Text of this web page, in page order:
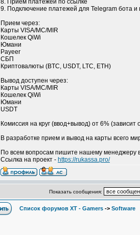
8. Прием платежей по ссылке
9. Подключение платежей для Telegram бота и
Прием через:
Карты VISA/MC/MIR
Кошелек QiWi
Юмани
Payeer
СБП
Криптовалюты (BTC, USDT, LTC, ETH)
Вывод доступен через:
Карты VISA/MC/MIR
Кошелек QiWi
Юмани
USDT
Комиссия на круг (ввод+вывод) от 6% (зависит
В разработке прием и вывод на карты всего
По всем вопросам пишите нашему менеджеру
Ссылка на проект - https://rukassa.pro/
Показать сообщения:
Список форумов XT - Gamers -> Software